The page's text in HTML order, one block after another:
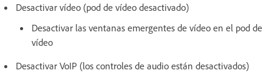
Desactivar vídeo (pod de vídeo desactivado)
Desactivar las ventanas emergentes de vídeo en el pod de
vídeo
Desactivar VoIP (los controles de audio están desactivados)